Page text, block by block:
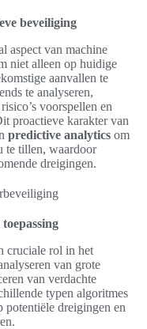
beveiliging
aspect van machine
niet alleen op huidige
aanvallen te
te analyseren,
risico’s voorspellen en
proactieve karakter van
predictive analytics om
te tillen, waardoor
dreigingen.
cruciale rol in het
van grote
van verdachte
typen algoritmes
potentiële dreigingen en